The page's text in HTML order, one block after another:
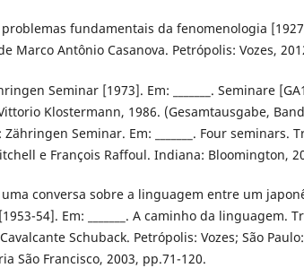
problemas fundamentais da fenomenologia
Marco Antônio Casanova. Petrópolis: Vozes,
Seminar [1973]. Em: _______. Seminare
Klostermann, 1986. (Gesamtausgabe,
Zähringen Seminar. Em: _______. Four seminars.
e François Raffoul. Indiana: Bloomington,
uma conversa sobre a linguagem entre um
54]. Em: _______. A caminho da linguagem.
Schuback. Petrópolis: Vozes; São
São Francisco, 2003, pp.71-120.